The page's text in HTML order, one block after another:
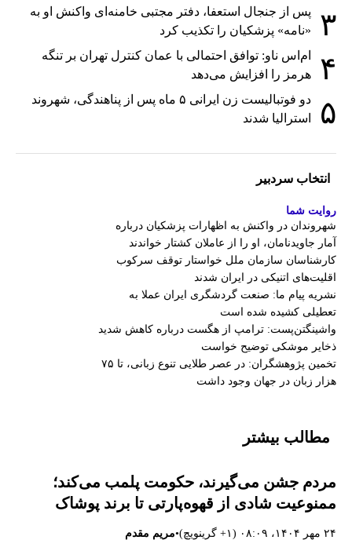
۳
پس از جنجال استعفا، دفتر مجتبی خامنه‌ای واکنش او به
«نامه» پزشکیان را تکذیب کرد
۴
ام‌اس ناو: توافق احتمالی با عمان کنترل تهران بر تنگه
هرمز را افزایش می‌دهد
۵
دو فوتبالیست زن ایرانی ۵ ماه پس از پناهندگی، شهروند
استرالیا شدند
انتخاب سردبیر
روایت شما
شهروندان در واکنش به اظهارات پزشکیان درباره
آمار جاویدنامان، او را از عاملان کشتار خواندند
کارشناسان سازمان ملل خواستار توقف سرکوب
اقلیت‌های اتنیکی در ایران شدند
نشریه پیام ما: صنعت گردشگری ایران عملا به
تعطیلی کشیده شده است
واشینگتن‌پست: ترامپ از هگست درباره کاهش شدید
ذخایر موشکی توضیح خواست
تخمین پژوهشگران: در عصر طلایی تنوع زبانی، تا ۷۵
هزار زبان در جهان وجود داشت
مطالب بیشتر
مردم جشن می‌گیرند، حکومت پلمب می‌کند؛
ممنوعیت شادی از قهوه‌پارتی تا برند پوشاک
۲۴ مهر ۱۴۰۴، ۰۸:۰۹ (‎+۱ گرینویچ) •مریم مقدم